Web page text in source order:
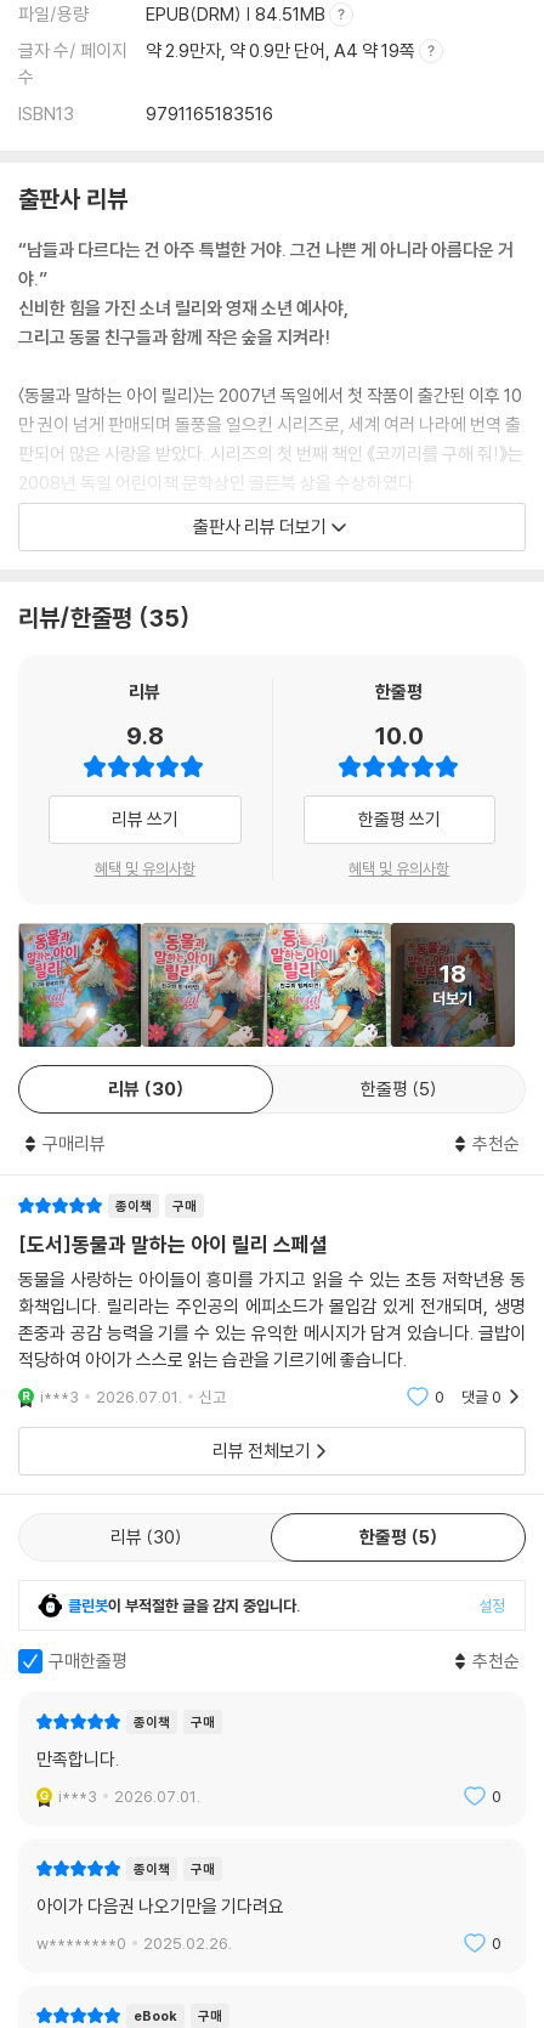
파일/용량
EPUB(DRM) | 84.51MB
글자 수/ 페이지
수
약 2.9만자, 약 0.9만 단어, A4 약 19쪽
ISBN13 9791165183516
출판사 리뷰
“남들과 다르다는 건 아주 특별한 거야. 그건 나쁜 게 아니라 아름다운 거
야.”
신비한 힘을 가진 소녀 릴리와 영재 소년 예사야,
그리고 동물 친구들과 함께 작은 숲을 지켜라!
〈동물과 말하는 아이 릴리〉는 2007년 독일에서 첫 작품이 출간된 이후 10
만 권이 넘게 판매되며 돌풍을 일으킨 시리즈로, 세계 여러 나라에 번역 출
판되어 많은 사랑을 받았다. 시리즈의 첫 번째 책인 《코끼리를 구해 줘!》는
2008년 독일 어린이책 문학상인 골든북 상을 수상하였다.
이 책의 주인공 릴리에게는 감추고 싶은 비밀이 있다. 바로 동물들과 말을
감추려고 안간힘을 쓰기 때문이다.
이번에 출간된 깜짝 스페셜 제1탄 《친구와 함께라면!》은 〈동물과 말하는
는 본자이와 슈미트 귀부인은 물론이고, 유쾌한 말 메를린, 침팬지 암스트
롱, 캥거루 킬리에, 맹수 커플인 샨카르와 사미라, 어린 라이거들, 코끼리
마르타와 로니까지, 릴리가 그동안 구해 주고 도움을 주며 우정을 쌓았던
동물 친구들이 한꺼번에 등장한다.
은 1권에서 10권에 걸쳐 등장했던 귀여운 동물들의 근황을 궁금해하는 독
자들을 위한 종합 선물 세트인 셈이다.
방울새의 제보로 친한 친구 메를린이 붙잡혀 갔다는 소식을 듣게 된 릴리
는 예사야와 함께 메를린을 구하러 갈 계획을 세운다. 동물 친구들의 도움
이 필요하다고 여긴 릴리는 힘센 코끼리 마르타를 찾아가고, 혹시 모를 위
험에 대비해 맹수 커플 샨카르와 사미라에게도 도움을 청한다. 그 과정에
서 모험을 하고 싶어 하는 다른 동물들까지 모두 합세하며 릴리의 구조대
펼친 동물은 과연 누구일까?
〈동물과 말하는 아이 릴리〉 시리즈는 현재 열세 권이 나와 있으며 새로운
이야기들이 계속 출간 중이다. 동물들과 우정을 나누는 따뜻하고 유쾌한
에피소드들을 통해 독자들은 도덕적인 용기, 남과 다른 나, 두려움 극복 등
삶의 지혜를 배우고, 동물과 자연 보호에 대해서도 다시 한 번 생각해 볼 기
회를 가질 수 있다.
출판사 리뷰 더보기
리뷰/한줄평 35
리뷰
9.8
리뷰 쓰기
혜택 및 유의사항
한줄평
10.0
한줄평 쓰기
혜택 및 유의사항
18
더보기
리뷰 30 한줄평 5
구매리뷰 추천순
종이책 구매
[도서]동물과 말하는 아이 릴리 스페셜
동물을 사랑하는 아이들이 흥미를 가지고 읽을 수 있는 초등 저학년용 동
화책입니다. 릴리라는 주인공의 에피소드가 몰입감 있게 전개되며, 생명
존중과 공감 능력을 기를 수 있는 유익한 메시지가 담겨 있습니다. 글밥이
적당하여 아이가 스스로 읽는 습관을 기르기에 좋습니다.
i***3 2026.07.01. 신고 0 댓글0
리뷰 전체보기
리뷰 30 한줄평 5
클린봇이 부적절한 글을 감지 중입니다. 설정
구매한줄평 추천순
종이책 구매
만족합니다.
i***3 2026.07.01. 0
종이책 구매
아이가 다음권 나오기만을 기다려요
w********0 2025.02.26. 0
eBook 구매